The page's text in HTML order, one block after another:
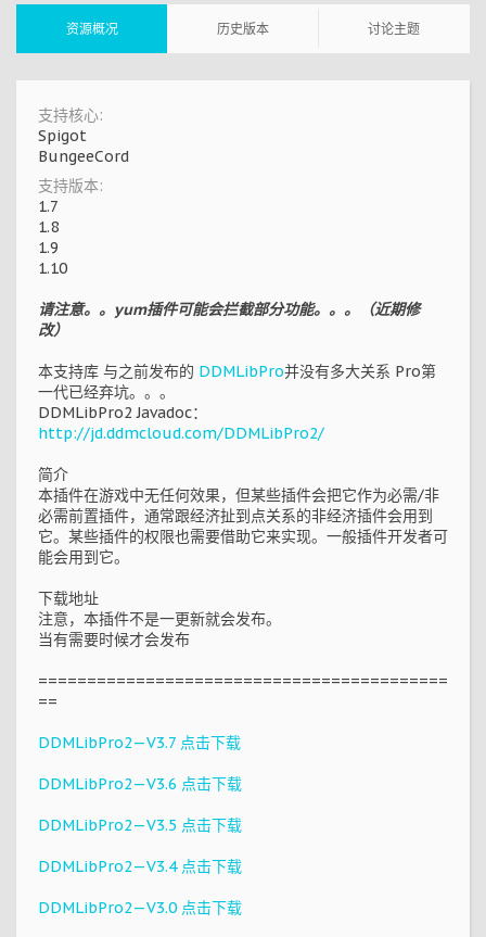
资源概况 历史版本 讨论主题
支持核心:
Spigot
BungeeCord
支持版本:
1.7
1.8
1.9
1.10
请注意。。yum插件可能会拦截部分功能。。。（近期修
改）
本支持库 与之前发布的 DDMLibPro并没有多大关系 Pro第
一代已经弃坑。。。
DDMLibPro2 Javadoc：
http://jd.ddmcloud.com/DDMLibPro2/
简介
本插件在游戏中无任何效果，但某些插件会把它作为必需/非
必需前置插件，通常跟经济扯到点关系的非经济插件会用到
它。某些插件的权限也需要借助它来实现。一般插件开发者可
能会用到它。
下载地址
注意，本插件不是一更新就会发布。
当有需要时候才会发布
==========================================
==
DDMLibPro2—V3.7 点击下载
DDMLibPro2—V3.6 点击下载
DDMLibPro2—V3.5 点击下载
DDMLibPro2—V3.4 点击下载
DDMLibPro2—V3.0 点击下载